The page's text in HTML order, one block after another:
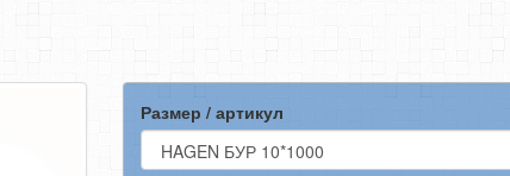
Размер / артикул